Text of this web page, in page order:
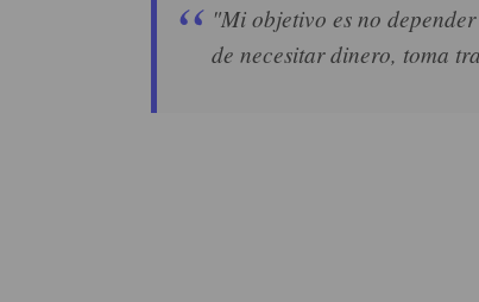
"Mi objetivo es no
de necesitar dinero, toma